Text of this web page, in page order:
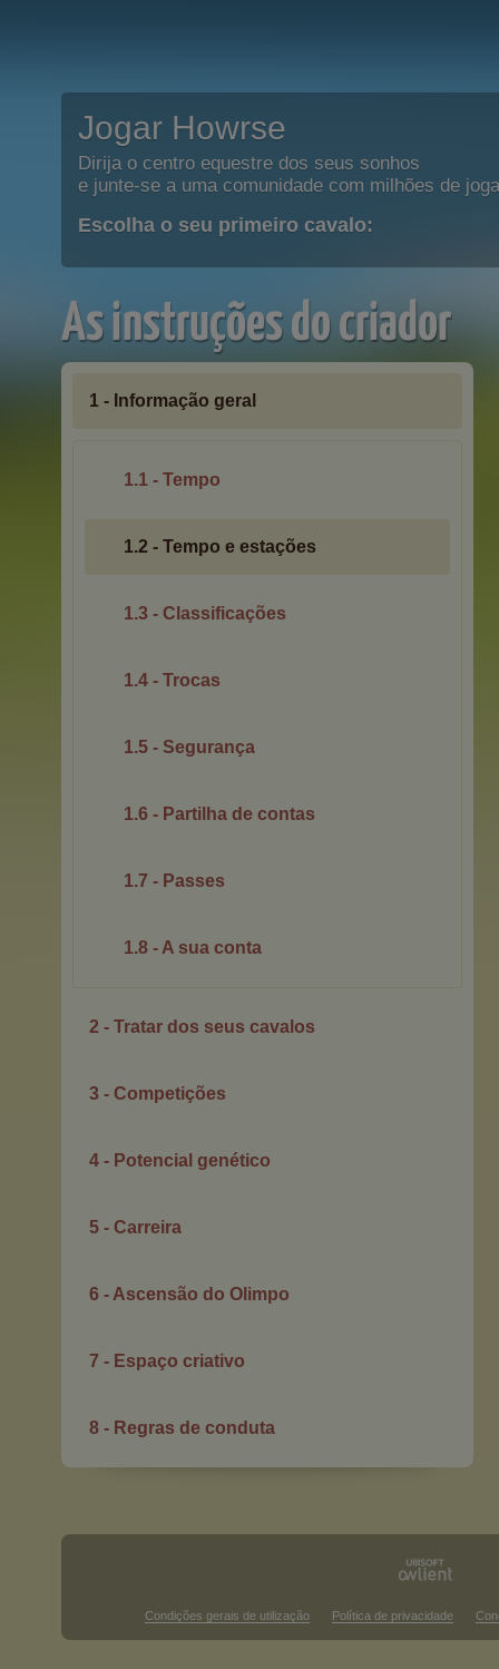
Jogar Howrse
Dirija o centro equestre dos seus sonhos
e junte-se a uma comunidade com milhões de
Escolha o seu primeiro cavalo:
As instruções do criador
1 - Informação geral
1.1 - Tempo
1.2 - Tempo e estações
1.3 - Classificações
1.4 - Trocas
1.5 - Segurança
1.6 - Partilha de contas
1.7 - Passes
1.8 - A sua conta
2 - Tratar dos seus cavalos
3 - Competições
4 - Potencial genético
5 - Carreira
6 - Ascensão do Olimpo
7 - Espaço criativo
8 - Regras de conduta
Condições gerais de utilização Política de privacidade